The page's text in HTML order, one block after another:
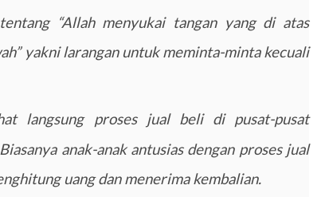
“Allah menyukai tangan yang di atas
yakni larangan untuk meminta-minta kecuali
langsung proses jual beli di pusat-pusat
anak-anak antusias dengan proses jual
uang dan menerima kembalian.